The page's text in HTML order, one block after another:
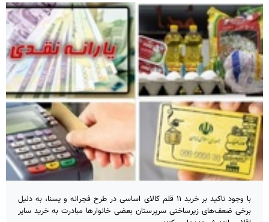
با وجود تاکید بر خرید ۱۱ قلم کالای اساسی در طرح فجرانه و یسنا، به دلیل
برخی ضعف‌های زیرساختی سرپرستان بعضی خانوارها مبادرت به خرید سایر